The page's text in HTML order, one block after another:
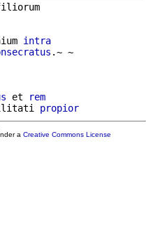
intra
.~ ~
et
rem
propior
a Creative Commons License